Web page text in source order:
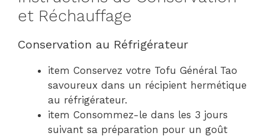
et Réchauffage
Conservation au Réfrigérateur
item Conservez votre Tofu Général Tao
savoureux dans un récipient hermétique
au réfrigérateur.
item Consommez-le dans les 3 jours
suivant sa préparation pour un goût